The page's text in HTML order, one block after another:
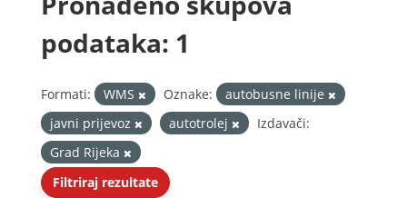
podataka: 1
Formati: WMS Oznake:
autobusne linije
javni prijevoz
autotrolej
Izdavači:
Grad Rijeka
Filtriraj rezultate